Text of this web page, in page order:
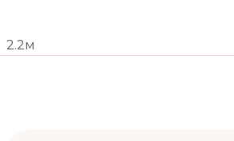
2.2м